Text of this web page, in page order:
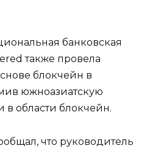
банковская
также провела
блокчейн в
южноазиатскую
в области блокчейн.
что руководитель